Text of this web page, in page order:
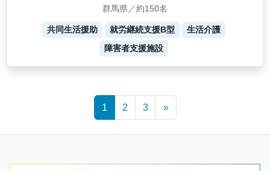
群馬県／約150名
共同生活援助 就労継続支援B型
生活介護
障害者支援施設
1 2 3 »